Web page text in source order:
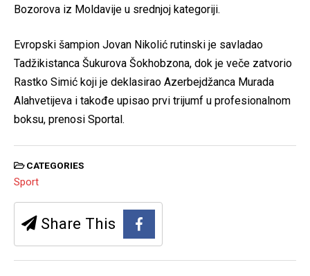
Bozorova iz Moldavije u srednjoj kategoriji.
Evropski šampion Jovan Nikolić rutinski je savladao
Tadžikistanca Šukurova Šokhobzona, dok je veče zatvorio
Rastko Simić koji je deklasirao Azerbejdžanca Murada
Alahvetijeva i takođe upisao prvi trijumf u profesionalnom
boksu, prenosi Sportal.
CATEGORIES
Sport
Share This